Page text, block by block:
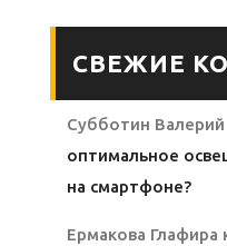
СВЕЖИЕ
Субботин Валерий
оптимальное
на смартфоне?
Ермакова Глафира